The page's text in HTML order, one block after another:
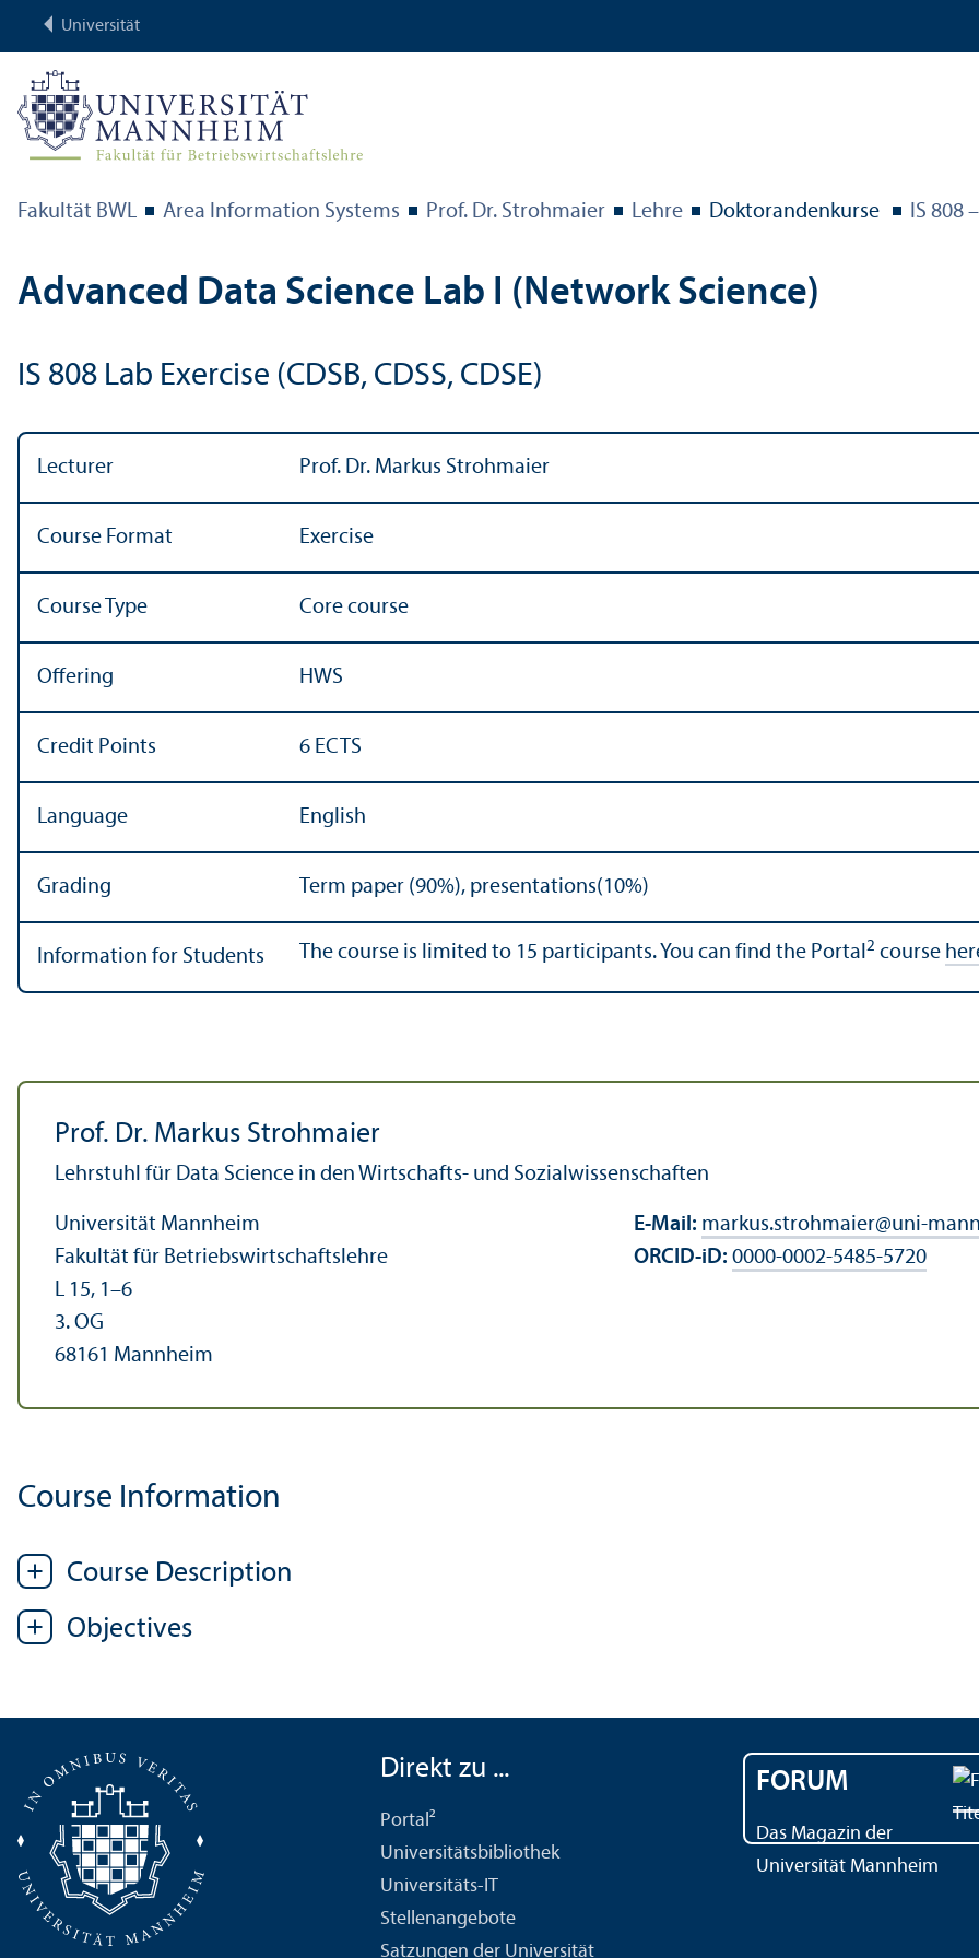
Universität
Fakultät BWL Area Information Systems Prof. Dr. Strohmaier Lehre Doktoranden­kurse IS 808
Advanced Data Science Lab I (Network Science)
IS 808 Lab Exercise (CDSB, CDSS, CDSE)
Lecturer Prof. Dr. Markus Strohmaier
Course Format Exercise
Course Type Core course
Offering HWS
Credit Points 6 ECTS
Language English
Grading Term paper (90%), presentations(10%)
Information for Students The course is limited to 15 participants. You can find the Portal2 course
Prof. Dr. Markus Strohmaier
Lehr­stuhl für Data Science in den Wirtschafts- und Sozial­wissenschaften
Universität Mannheim
Fakultät für Betriebs­wirtschafts­lehre
L 15, 1–6
3. OG
68161 Mannheim
E-Mail: markus.strohmaier@uni-
ORCID-iD: 0000-0002-5485-5720
Course Information
Course Description
Objectives
Direkt zu ...
Portal²
Universitäts­bibliothek
Universitäts-IT
Stellenangebote
Satzungen der Universität
FORUM
Das Magazin der
Universität Mannheim